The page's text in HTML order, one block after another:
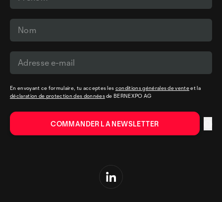
En envoyant ce formulaire, tu acceptes les conditions générales de venteet la
déclaration de protection des donnéesde BERNEXPO AG